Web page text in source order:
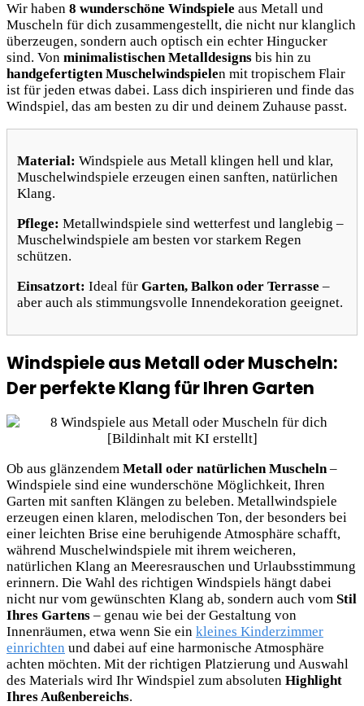
Wir haben 8 wunderschöne Windspiele aus Metall und
Muscheln für dich zusammengestellt, die nicht nur klanglich
überzeugen, sondern auch optisch ein echter Hingucker
sind. Von minimalistischen Metalldesigns bis hin zu
handgefertigten Muschelwindspielen mit tropischem Flair
ist für jeden etwas dabei. Lass dich inspirieren und finde das
Windspiel, das am besten zu dir und deinem Zuhause passt.
Material: Windspiele aus Metall klingen hell und klar,
Muschelwindspiele erzeugen einen sanften, natürlichen
Klang.
Pflege: Metallwindspiele sind wetterfest und langlebig –
Muschelwindspiele am besten vor starkem Regen
schützen.
Einsatzort: Ideal für Garten, Balkon oder Terrasse –
aber auch als stimmungsvolle Innendekoration geeignet.
Windspiele aus Metall oder Muscheln:
Der perfekte Klang für Ihren Garten
Ob aus glänzendem Metall oder natürlichen Muscheln–
Windspiele sind eine wunderschöne Möglichkeit, Ihren
Garten mit sanften Klängen zu beleben. Metallwindspiele
erzeugen einen klaren, melodischen Ton, der besonders bei
einer leichten Brise eine beruhigende Atmosphäre schafft,
während Muschelwindspiele mit ihrem weicheren,
natürlichen Klang an Meeresrauschen und Urlaubsstimmung
erinnern. Die Wahl des richtigen Windspiels hängt dabei
nicht nur vom gewünschten Klang ab, sondern auch vom Stil
Ihres Gartens – genau wie bei der Gestaltung von
Innenräumen, etwa wenn Sie ein kleines Kinderzimmer
einrichten und dabei auf eine harmonische Atmosphäre
achten möchten. Mit der richtigen Platzierung und Auswahl
des Materials wird Ihr Windspiel zum absoluten Highlight
Ihres Außenbereichs.